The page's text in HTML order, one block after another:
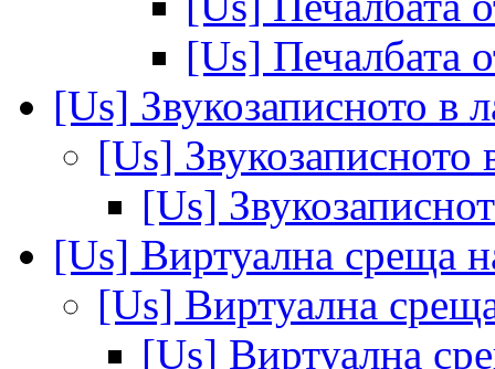
[Us] Печалбата
[Us] Звукозаписното в
[Us] Звукозаписното
[Us]
[Us] Виртуална среща
[Us] Виртуална
[Us] Виртуална